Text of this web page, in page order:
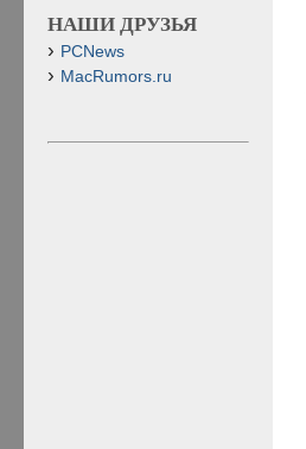
НАШИ ДРУЗЬЯ
PCNews
MacRumors.ru